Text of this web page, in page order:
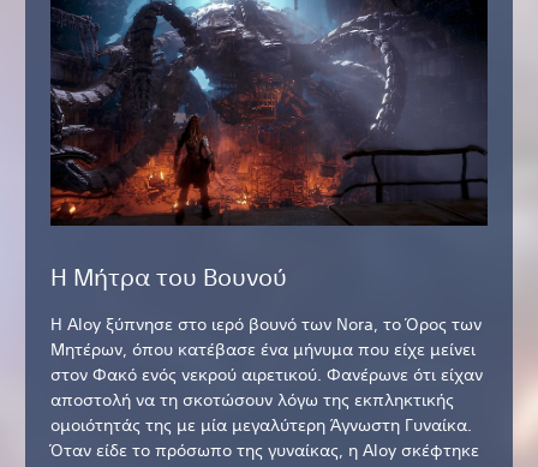
Η Μήτρα του Βουνού
Η Aloy ξύπνησε στο ιερό βουνό των Nora, το Όρος των
Μητέρων, όπου κατέβασε ένα μήνυμα που είχε μείνει
στον Φακό ενός νεκρού αιρετικού. Φανέρωνε ότι είχαν
αποστολή να τη σκοτώσουν λόγω της εκπληκτικής
ομοιότητάς της με μία μεγαλύτερη Άγνωστη Γυναίκα.
Όταν είδε το πρόσωπο της γυναίκας, η Aloy σκέφτηκε